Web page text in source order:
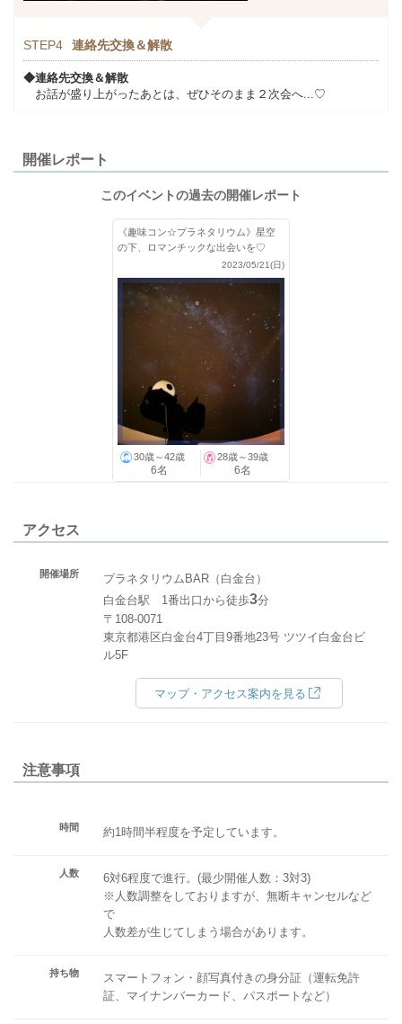
STEP4 連絡先交換＆解散
◆連絡先交換＆解散
お話が盛り上がったあとは、ぜひそのまま２次会へ...♡
開催レポート
このイベントの過去の開催レポート
《趣味コン☆プラネタリウム》星空
の下、ロマンチックな出会いを♡
2023/05/21(日)
30歳～42歳
6名
28歳～39歳
6名
アクセス
開催場所
プラネタリウムBAR（白金台）
白金台駅 1番出口から徒歩3分
〒108-0071
東京都港区白金台4丁目9番地23号 ツツイ白金台ビ
ル5F
マップ・アクセス案内を見る
注意事項
時間 約1時間半程度を予定しています。
人数
6対6程度で進行。(最少開催人数：3対3)
※人数調整をしておりますが、無断キャンセルなど
で
人数差が生じてしまう場合があります。
持ち物
スマートフォン・顔写真付きの身分証（運転免許
証、マイナンバーカード、パスポートなど）